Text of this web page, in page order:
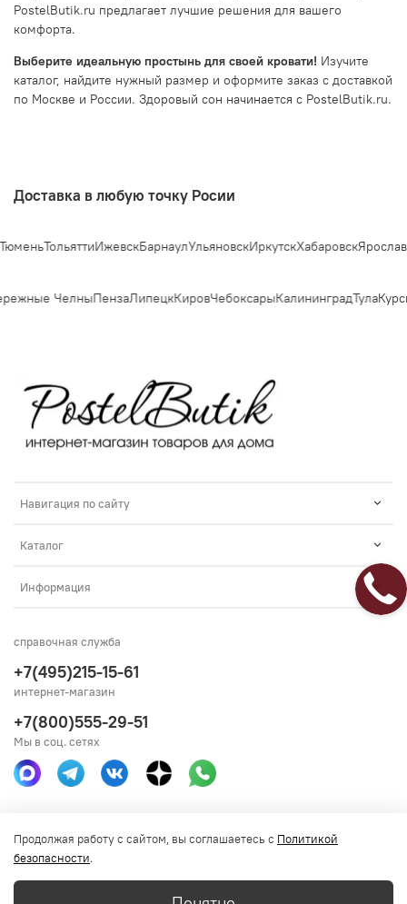
PostelButik.ru предлагает лучшие решения для вашего
комфорта.
Выберите идеальную простынь для своей кровати! Изучите
каталог, найдите нужный размер и оформите заказ с доставкой
по Москве и России. Здоровый сон начинается с PostelButik.ru.
Доставка в любую точку Росии
ТольяттиИжевскБарнаулУльяновскИркутскХабаровскЯрославль
ЧелныПензаЛипецкКировЧебоксарыКалининградТулаКурск
Навигация по сайту
Каталог
Информация
Получить консультацию
справочная служба
+7(495)215-15-61
интернет-магазин
+7(800)555-29-51
Мы в соц. сетях
Продолжая работу с сайтом, вы соглашаетесь с Политикой
безопасности.